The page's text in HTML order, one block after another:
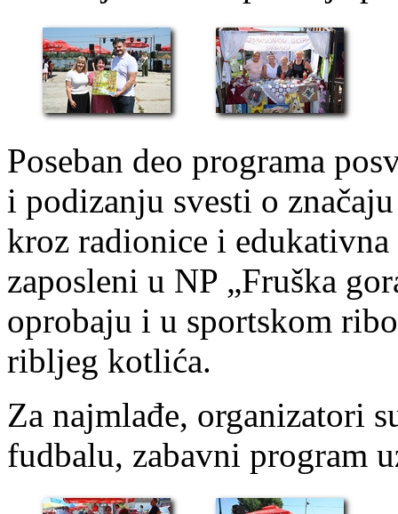
Poseban deo programa
i podizanju svesti o
kroz radionice i
zaposleni u NP „Fruška
oprobaju i u sportskom
ribljeg kotlića.
Za najmlađe, organizatori
fudbalu, zabavni program